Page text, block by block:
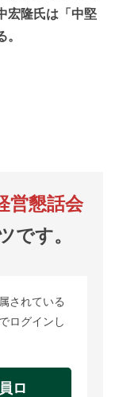
宏隆氏は「中堅
営懇話会
です。
されている
ログインし
ロ